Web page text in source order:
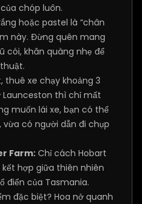
chóp luôn.
hoặc pastel là “chân
này. Đừng quên mang
cói, khăn quàng nhẹ để
thuê xe chạy khoảng 3
Launceston thì chỉ mất
muốn lái xe, bạn có thể
có người dẫn đi chụp
Farm: Chỉ cách Hobart
kết hợp giữa thiên nhiên
điển của Tasmania.
đặc biệt? Hoa nở quanh